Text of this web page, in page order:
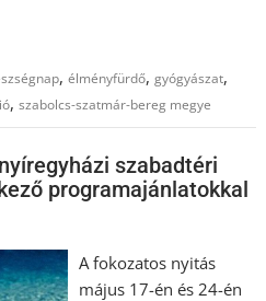
,élményfürdő,gyógyászat,
,szabolcs-szatmár-bereg megye
szabadtéri
programajánlatokkal
A fokozatos nyitás
május 17-én és 24-én